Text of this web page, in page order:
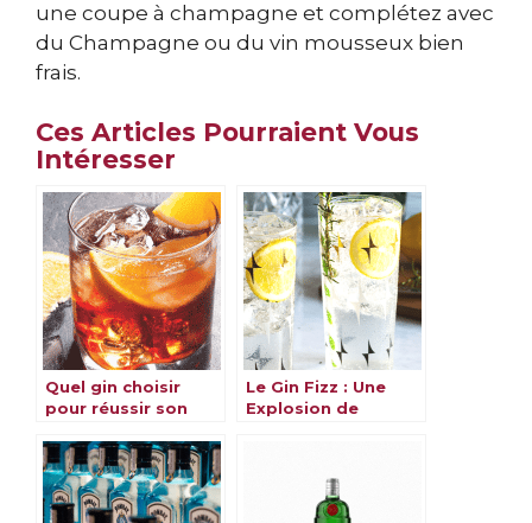
une coupe à champagne et complétez avec
du Champagne ou du vin mousseux bien
frais.
Ces Articles Pourraient Vous
Intéresser
Quel gin choisir
pour réussir son
Le Gin Fizz : Une
Explosion de